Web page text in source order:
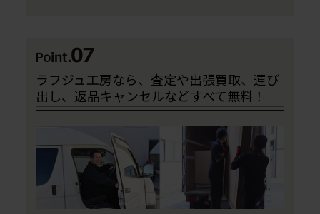
ラフジュ工房なら、査定や出張買取、運び
出し、返品キャンセルなどすべて無料！